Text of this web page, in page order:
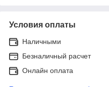
Условия оплаты
Наличными
Безналичный расчет
Онлайн оплата